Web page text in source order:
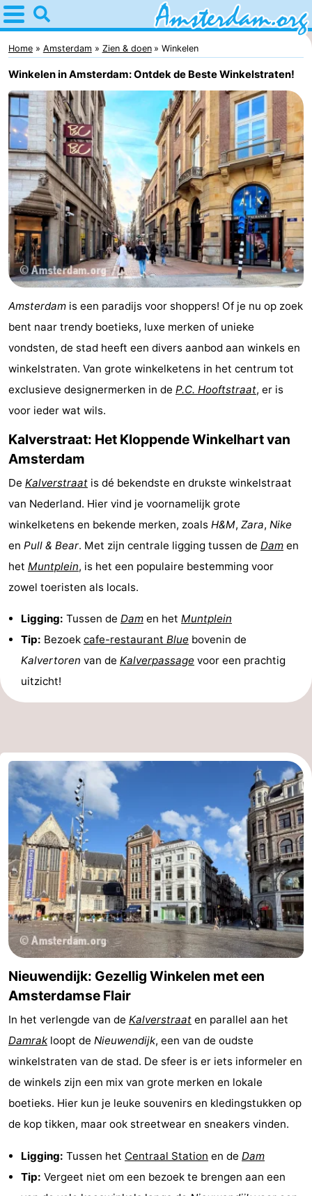
Home
Amsterdam
Reisplan
Voor
kinderen
Voor
jongeren
Gratis
Overnachten
Appartementen
Bed
breakfasts)
Hotels
-
Amsterdamse
Bos
Spaarnwoude
Last
minutes
Musea
Attracties
Zien
doen
Bezienswaardigheden
Musea
-
Monumenten
Kerken
-
Rondvaarten
Experiences
Dorpen
&
Steden
Rondleidingen
Sporten
-
Fietsen
-
Nachtleven
Eten
en
drinken
Winkelen
-
Warenhuizen
Evenementen
Home Amsterdam Zien & doen Winkelen
Winkelen in Amsterdam: Ontdek de Beste Winkelstraten!
Amsterdam is een paradijs voor shoppers! Of je nu op zoek
bent naar trendy boetieks, luxe merken of unieke
vondsten, de stad heeft een divers aanbod aan winkels en
winkelstraten. Van grote winkelketens in het centrum tot
exclusieve designermerken in de P.C. Hooftstraat, er is
voor ieder wat wils.
Kalverstraat: Het Kloppende Winkelhart van
Amsterdam
De Kalverstraat is dé bekendste en drukste winkelstraat
van Nederland. Hier vind je voornamelijk grote
winkelketens en bekende merken, zoals H&M, Zara, Nike
en Pull & Bear. Met zijn centrale ligging tussen de Dam en
het Muntplein, is het een populaire bestemming voor
zowel toeristen als locals.
Ligging: Tussen de Dam en het Muntplein
Tip: Bezoek cafe-restaurant Blue bovenin de
Kalvertoren van de Kalverpassage voor een prachtig
uitzicht!
Nieuwendijk: Gezellig Winkelen met een
Amsterdamse Flair
In het verlengde van de Kalverstraat en parallel aan het
Damrak loopt de Nieuwendijk, een van de oudste
winkelstraten van de stad. De sfeer is er iets informeler en
de winkels zijn een mix van grote merken en lokale
boetieks. Hier kun je leuke souvenirs en kledingstukken op
de kop tikken, maar ook streetwear en sneakers vinden.
Ligging: Tussen het Centraal Station en de Dam
Tip: Vergeet niet om een bezoek te brengen aan een